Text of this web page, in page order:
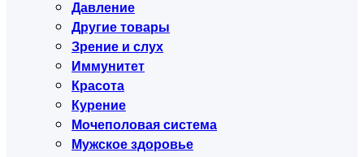
Давление
Другие товары
Зрение и слух
Иммунитет
Красота
Курение
Мочеполовая система
Мужское здоровье